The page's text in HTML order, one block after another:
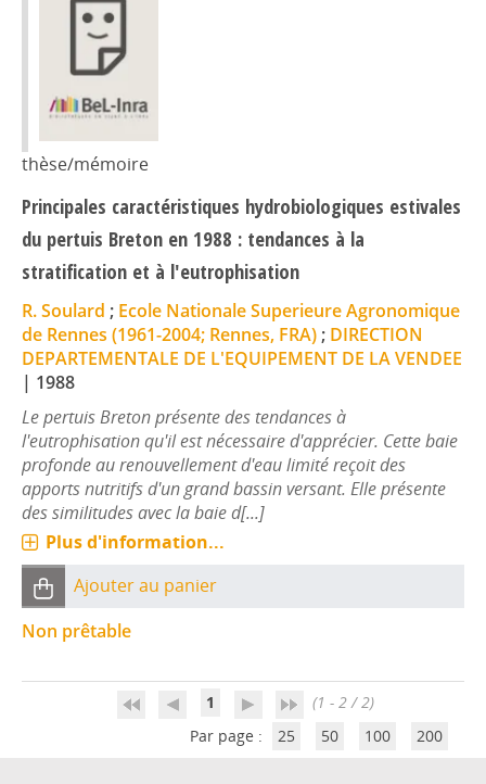
thèse/mémoire
Principales caractéristiques hydrobiologiques estivales
du pertuis Breton en 1988 : tendances à la
stratification et à l'eutrophisation
R. Soulard ; Ecole Nationale Superieure Agronomique
de Rennes (1961-2004; Rennes, FRA); DIRECTION
DEPARTEMENTALE DE L'EQUIPEMENT DE LA VENDEE
| 1988
Le pertuis Breton présente des tendances à
l'eutrophisation qu'il est nécessaire d'apprécier. Cette baie
profonde au renouvellement d'eau limité reçoit des
apports nutritifs d'un grand bassin versant. Elle présente
des similitudes avec la baie d[...]
Plus d'information...
Ajouter au panier
Non prêtable
1
(1 - 2 / 2)
Par page :
25 50 100 200